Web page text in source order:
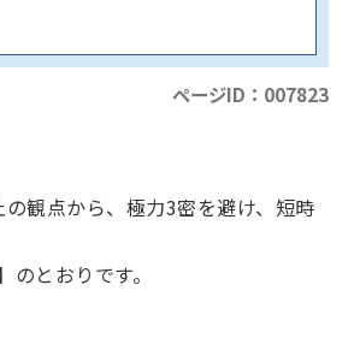
ページID：007823
観点から、極力3密を避け、短時
とおりです。